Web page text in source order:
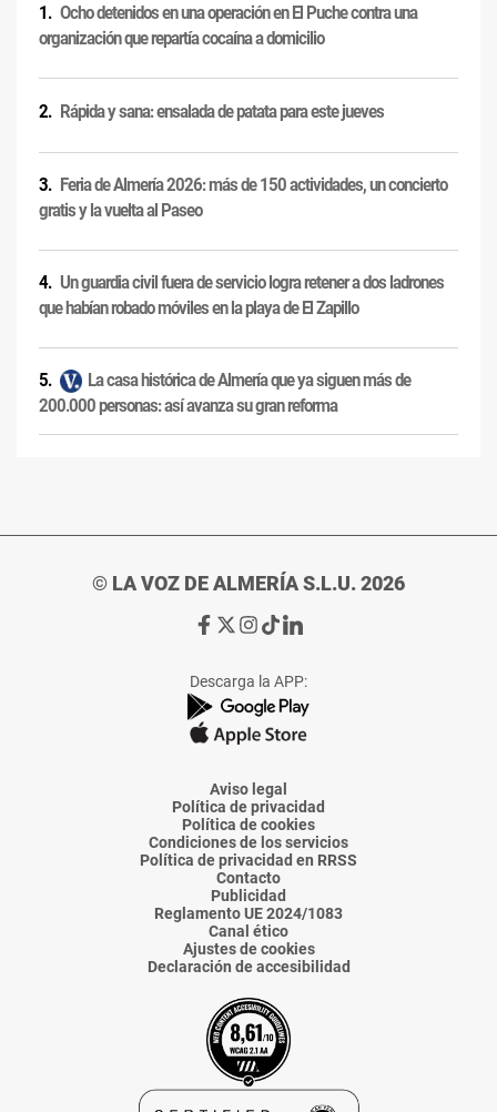
Ocho detenidos en una operación en El Puche contra una
organización que repartía cocaína a domicilio
Rápida y sana: ensalada de patata para este jueves
Feria de Almería 2026: más de 150 actividades, un concierto
gratis y la vuelta al Paseo
Un guardia civil fuera de servicio logra retener a dos ladrones
que habían robado móviles en la playa de El Zapillo
La casa histórica de Almería que ya siguen más de
200.000 personas: así avanza su gran reforma
© LA VOZ DE ALMERÍA S.L.U. 2026
Ir
de
La
Voz
Almería
Ir
de
La
Voz
Almería
Ir
de
La
Voz
Almería
Ir
de
La
Voz
Almería
Ir
de
La
Voz
Descarga la APP:
Aviso legal
Política de privacidad
Política de cookies
Condiciones de los servicios
Política de privacidad en RRSS
Contacto
Publicidad
Reglamento UE 2024/1083
Canal ético
Ajustes de cookies
Declaración de accesibilidad